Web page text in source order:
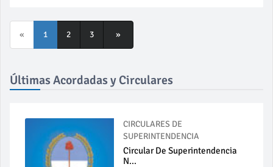
« 1 2 3 »
Últimas Acordadas y Circulares
CIRCULARES DE
SUPERINTENDENCIA
Circular De Superintendencia
N...